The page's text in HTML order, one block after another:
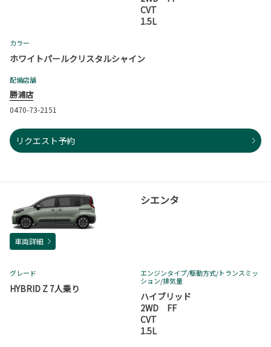
CVT
1.5L
カラー
ホワイトパールクリスタルシャイン
配備店舗
勝浦店
0470-73-2151
リクエスト予約
シエンタ
車両詳細
グレード
HYBRID Z 7人乗り
エンジンタイプ/駆動方式/トランスミッ
ション/排気量
ハイブリッド
2WD FF
CVT
1.5L